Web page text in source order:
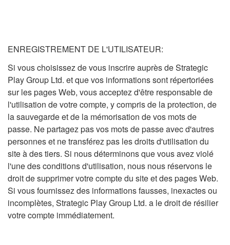
ENREGISTREMENT DE L'UTILISATEUR:
Si vous choisissez de vous inscrire auprès de Strategic
Play Group Ltd. et que vos informations sont répertoriées
sur les pages Web, vous acceptez d'être responsable de
l'utilisation de votre compte, y compris de la protection, de
la sauvegarde et de la mémorisation de vos mots de
passe. Ne partagez pas vos mots de passe avec d'autres
personnes et ne transférez pas les droits d'utilisation du
site à des tiers. Si nous déterminons que vous avez violé
l'une des conditions d'utilisation, nous nous réservons le
droit de supprimer votre compte du site et des pages Web.
Si vous fournissez des informations fausses, inexactes ou
incomplètes, Strategic Play Group Ltd. a le droit de résilier
votre compte immédiatement.